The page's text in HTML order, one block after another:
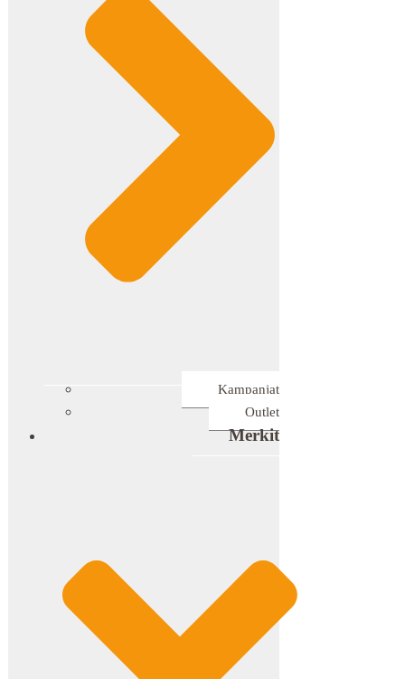
Kampanjat
Outlet
Merkit